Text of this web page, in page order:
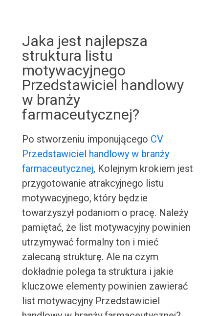
Jaka jest najlepsza
struktura listu
motywacyjnego
Przedstawiciel handlowy
w branży
farmaceutycznej?
Po stworzeniu imponującego CV
Przedstawiciel handlowy w branży
farmaceutycznej, Kolejnym krokiem jest
przygotowanie atrakcyjnego listu
motywacyjnego, który będzie
towarzyszył podaniom o pracę. Należy
pamiętać, że list motywacyjny powinien
utrzymywać formalny ton i mieć
zalecaną strukturę. Ale na czym
dokładnie polega ta struktura i jakie
kluczowe elementy powinien zawierać
list motywacyjny Przedstawiciel